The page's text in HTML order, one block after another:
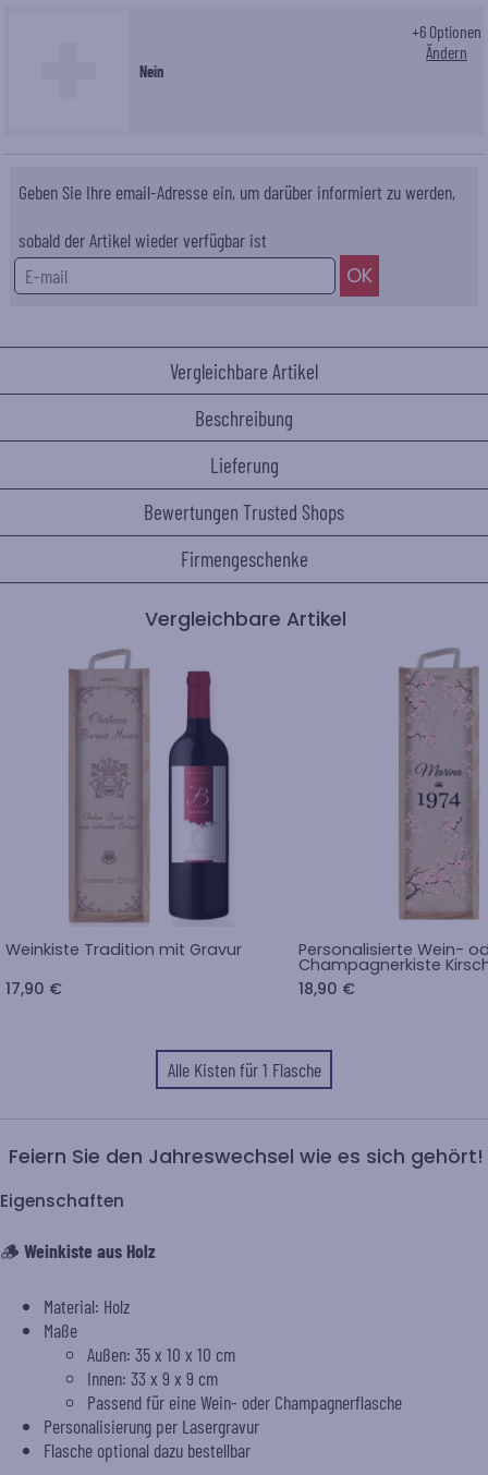
Nein
+6 Optionen
Ändern
Geben Sie Ihre email-Adresse ein, um darüber informiert zu werden,
sobald der Artikel wieder verfügbar ist
Vergleichbare Artikel
Beschreibung
Lieferung
Bewertungen Trusted Shops
Firmengeschenke
Vergleichbare Artikel
Weinkiste Tradition mit Gravur
17,90 €
Personalisierte Wein-
Champagnerkiste
18,90 €
Alle Kisten für 1 Flasche
Feiern Sie den Jahreswechsel wie es sich gehört!
Eigenschaften
🪵 Weinkiste aus Holz
Material: Holz
Maße
Außen: 35 x 10 x 10 cm
Innen: 33 x 9 x 9 cm
Passend für eine Wein- oder Champagnerflasche
Personalisierung per Lasergravur
Flasche optional dazu bestellbar